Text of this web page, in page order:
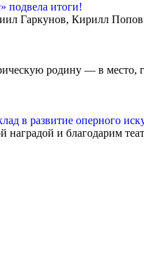
подвела итоги!
Гаркунов, Кирилл
родину — в место,
в развитие оперного
и благодарим